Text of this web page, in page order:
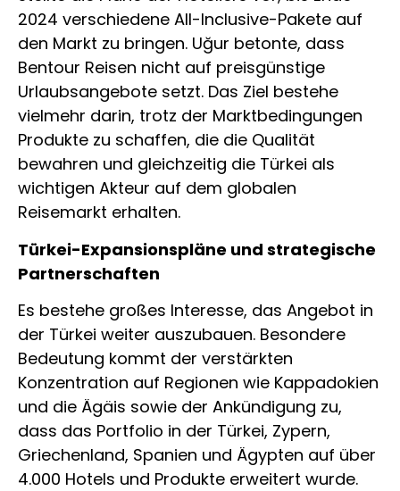
2024 verschiedene All-Inclusive-Pakete auf
den Markt zu bringen. Uğur betonte, dass
Bentour Reisen nicht auf preisgünstige
Urlaubsangebote setzt. Das Ziel bestehe
vielmehr darin, trotz der Marktbedingungen
Produkte zu schaffen, die die Qualität
bewahren und gleichzeitig die Türkei als
wichtigen Akteur auf dem globalen
Reisemarkt erhalten.
Türkei-Expansionspläne und strategische
Partnerschaften
Es bestehe großes Interesse, das Angebot in
der Türkei weiter auszubauen. Besondere
Bedeutung kommt der verstärkten
Konzentration auf Regionen wie Kappadokien
und die Ägäis sowie der Ankündigung zu,
dass das Portfolio in der Türkei, Zypern,
Griechenland, Spanien und Ägypten auf über
4.000 Hotels und Produkte erweitert wurde.